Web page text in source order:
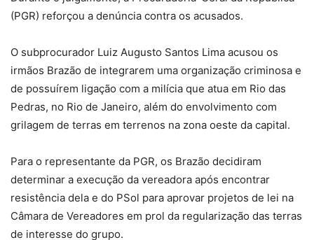
(PGR) reforçou a denúncia contra os acusados.
O subprocurador Luiz Augusto Santos Lima acusou os
irmãos Brazão de integrarem uma organização criminosa e
de possuírem ligação com a milícia que atua em Rio das
Pedras, no Rio de Janeiro, além do envolvimento com
grilagem de terras em terrenos na zona oeste da capital.
Para o representante da PGR, os Brazão decidiram
determinar a execução da vereadora após encontrar
resistência dela e do PSol para aprovar projetos de lei na
Câmara de Vereadores em prol da regularização das terras
de interesse do grupo.